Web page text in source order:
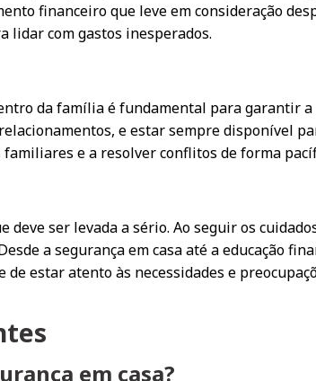
financeiro que leve em consideração
lidar com gastos inesperados.
da família é fundamental para garantir
e estar sempre disponível
e a resolver conflitos de forma
ser levada a sério. Ao seguir os
a segurança em casa até a educação
estar atento às necessidades e
em casa?